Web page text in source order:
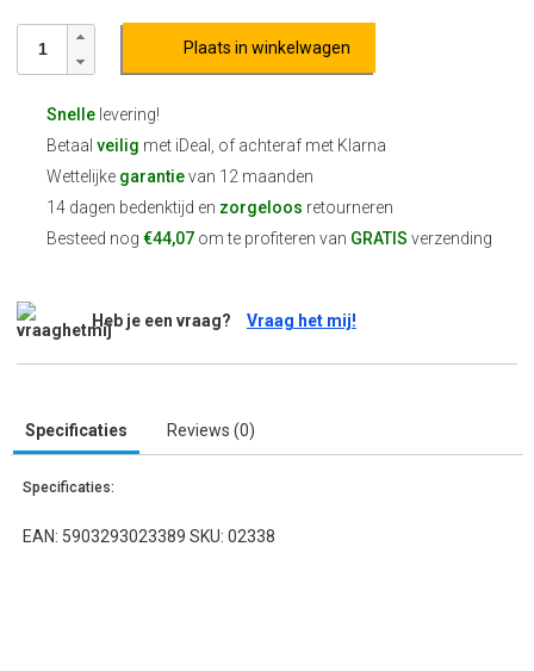
Plaats in winkelwagen
Snellelevering!
Betaal veilig met iDeal, of achteraf met Klarna
Wettelijke garantievan 12 maanden
14 dagen bedenktijd en zorgeloos retourneren
Besteed nog €44,07om te profiteren van GRATIS verzending
Heb je een vraag? Vraag het mij!
Specificaties Reviews (0)
Specificaties:
EAN: 5903293023389 SKU: 02338